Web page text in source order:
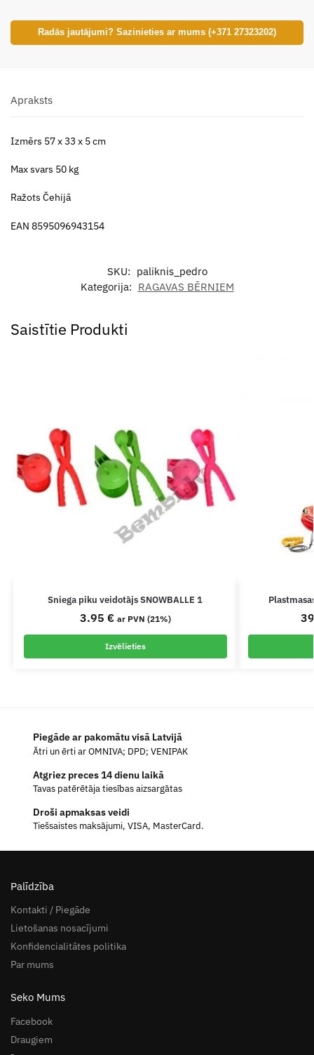
Radās jautājumi? Sazinieties ar mums (+371 27323202)
Apraksts
Izmērs 57 x 33 x 5 cm
Max svars 50 kg
Ražots Čehijā
EAN 8595096943154
SKU: paliknis_pedro
Kategorija: RAGAVAS BĒRNIEM
Saistītie Produkti
Sniega piku veidotājs SNOWBALLE 1
3.95 € ar PVN (21%)
Izvēlieties
Piegāde ar pakomātu visā Latvijā
Ātri un ērti ar OMNIVA; DPD; VENIPAK
Atgriez preces 14 dienu laikā
Tavas patērētāja tiesības aizsargātas
Droši apmaksas veidi
Tiešsaistes maksājumi, VISA, MasterCard.
Palīdzība
Kontakti / Piegāde
Lietošanas nosacījumi
Konfidencialitātes politika
Par mums
Seko Mums
Facebook
Draugiem